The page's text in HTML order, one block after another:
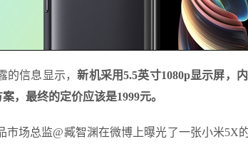
的信息显示，新机采用5.5英寸1080p显示屏，
，最终的定价应该是1999元。
市场总监@臧智渊在微博上曝光了一张小米5X